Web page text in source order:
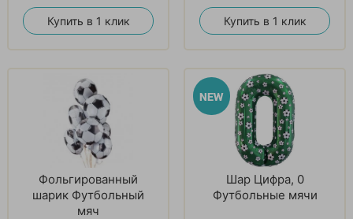
Купить в 1 клик Купить в 1 клик
Фольгированный
шарик Футбольный
мяч
Шар Цифра, 0
Футбольные мячи